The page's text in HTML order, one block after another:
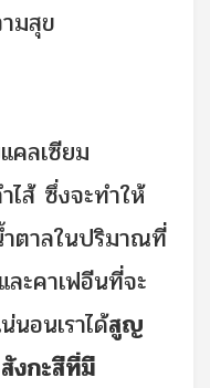
มสุข
คลเซียม
ไส้ ซึ่งจะทำให้
ตาลในปริมาณที่
ะคาเฟอีนที่จะ
นอนเราได้สูญ
งกะสีที่มี